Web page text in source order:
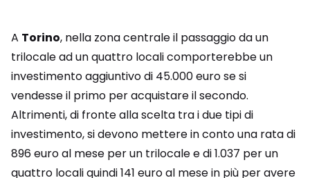
A Torino, nella zona centrale il passaggio da un
trilocale ad un quattro locali comporterebbe un
investimento aggiuntivo di 45.000 euro se si
vendesse il primo per acquistare il secondo.
Altrimenti, di fronte alla scelta tra i due tipi di
investimento, si devono mettere in conto una rata di
896 euro al mese per un trilocale e di 1.037 per un
quattro locali quindi 141 euro al mese in più per avere